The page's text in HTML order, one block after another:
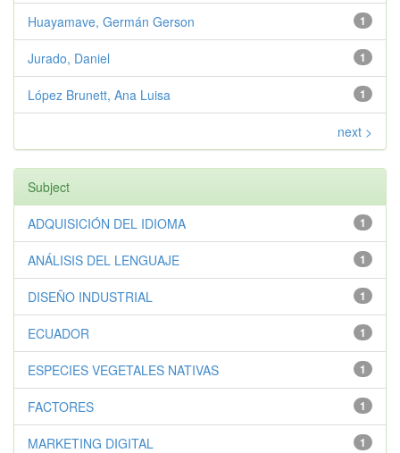
1
Huayamave, Germán Gerson
1
Jurado, Daniel
1
López Brunett, Ana Luisa
next >
Subject
1
ADQUISICIÓN DEL IDIOMA
1
ANÁLISIS DEL LENGUAJE
1
DISEÑO INDUSTRIAL
1
ECUADOR
1
ESPECIES VEGETALES NATIVAS
1
FACTORES
1
MARKETING DIGITAL